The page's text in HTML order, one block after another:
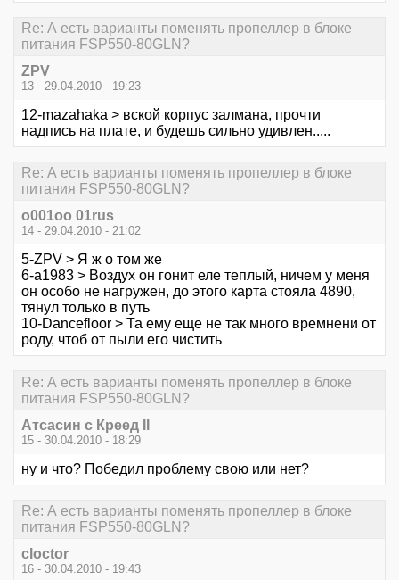
Re: А есть варианты поменять пропеллер в блоке
питания FSP550-80GLN?
ZPV
13 - 29.04.2010 - 19:23
12-mazahaka > вской корпус залмана, прочти
надпись на плате, и будешь сильно удивлен.....
Re: А есть варианты поменять пропеллер в блоке
питания FSP550-80GLN?
o001oo 01rus
14 - 29.04.2010 - 21:02
5-ZPV > Я ж о том же
6-a1983 > Воздух он гонит еле теплый, ничем у меня
он особо не нагружен, до этого карта стояла 4890,
тянул только в путь
10-Dancefloor > Та ему еще не так много времнени от
роду, чтоб от пыли его чистить
Re: А есть варианты поменять пропеллер в блоке
питания FSP550-80GLN?
Атсасин с Креед II
15 - 30.04.2010 - 18:29
ну и что? Победил проблему свою или нет?
Re: А есть варианты поменять пропеллер в блоке
питания FSP550-80GLN?
cloctor
16 - 30.04.2010 - 19:43